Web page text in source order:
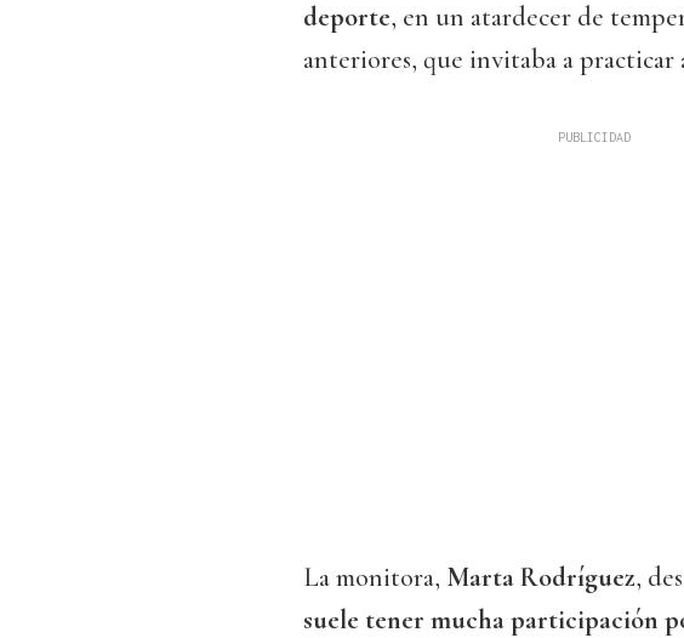
deporte, en un atardecer de
anteriores, que invitaba a
La monitora, Marta Rodríguez,
suele tener mucha participación